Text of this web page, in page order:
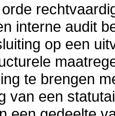
interne audit
op een
te brengen
van een